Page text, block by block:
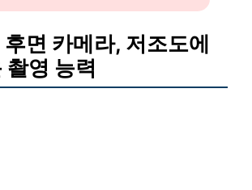
면 카메라, 저조도에
촬영 능력